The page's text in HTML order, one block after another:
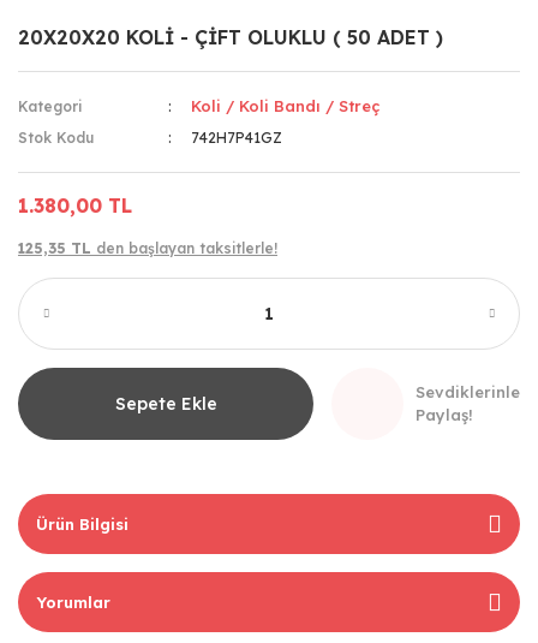
20X20X20 KOLİ - ÇİFT OLUKLU ( 50 ADET )
Kategori Koli / Koli Bandı / Streç
Stok Kodu 742H7P41GZ
1.380,00 TL
125,35 TL den başlayan taksitlerle!
Sepete Ekle
Sevdiklerinle
Paylaş!
Ürün Bilgisi
Yorumlar